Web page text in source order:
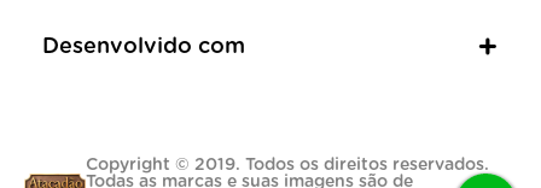
Desenvolvido com
Copyright © 2019. Todos os direitos reservados.
Todas as marcas e suas imagens são de